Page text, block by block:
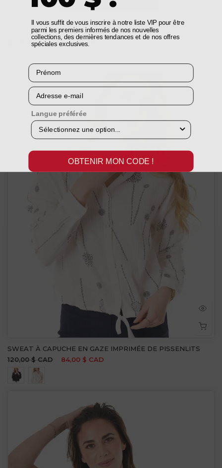
HAUT BOUTONNÉ SUR LE DEVANT, EN GAZE TRICOTÉE EN
$113.00 CAD
$79.00 CAD
SWEAT À CAPUCHE EN GAZE IMPRIMÉE DE PISSENLITS
120,00 $ CAD
84,00 $ CAD
Il vous suffit de vous inscrire à notre liste VIP pour être
parmi les premiers informés de nos nouvelles
collections, des dernières tendances et de nos offres
spéciales exclusives.
Prénom
Courriel
Langue préférée
OBTENIR MON CODE !